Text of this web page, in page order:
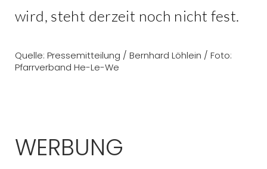
wird, steht derzeit noch nicht fest.
Quelle: Pressemitteilung / Bernhard Löhlein / Foto:
Pfarrverband He-Le-We
WERBUNG